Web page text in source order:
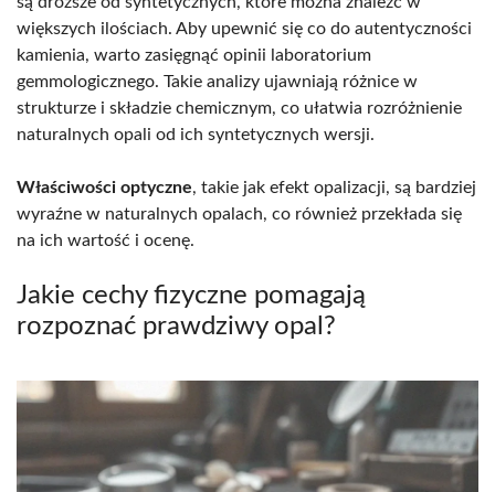
większych ilościach. Aby upewnić się co do autentyczności
kamienia, warto zasięgnąć opinii laboratorium
gemmologicznego. Takie analizy ujawniają różnice w
strukturze i składzie chemicznym, co ułatwia rozróżnienie
naturalnych opali od ich syntetycznych wersji.
Właściwości optyczne, takie jak efekt opalizacji, są bardziej
wyraźne w naturalnych opalach, co również przekłada się
na ich wartość i ocenę.
Jakie cechy fizyczne pomagają
rozpoznać prawdziwy opal?